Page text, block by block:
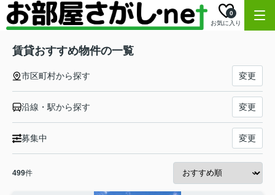
お気に入り
0
賃貸おすすめ物件の一覧
市区町村から探す 変更
沿線・駅から探す 変更
募集中 変更
499件